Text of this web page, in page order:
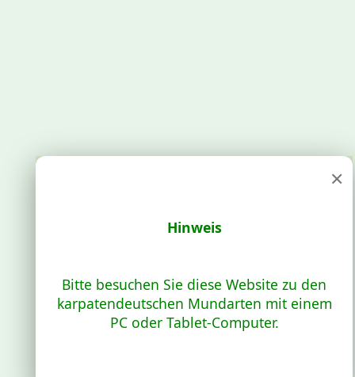
×
Hinweis
Bitte besuchen Sie diese Website zu den
karpatendeutschen Mundarten mit einem
PC oder Tablet-Computer.